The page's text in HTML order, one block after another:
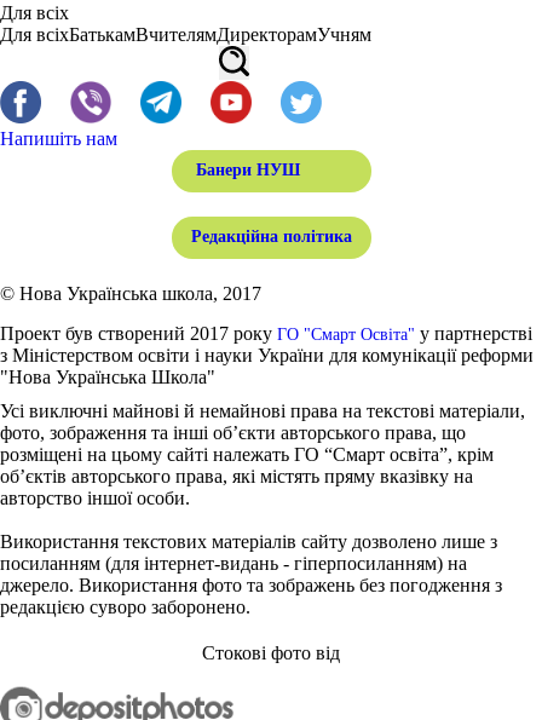
Для всіх
Для всіхБатькамВчителямДиректорамУчням
Напишіть нам
Банери НУШ
Редакційна політика
© Нова Українська школа, 2017
Проект був створений 2017 року ГО "Смарт Освіта" у партнерстві
з Міністерством освіти і науки України для комунікації реформи
"Нова Українська Школа"
Усі виключні майнові й немайнові права на текстові матеріали,
фото, зображення та інші об’єкти авторського права, що
розміщені на цьому сайті належать ГО “Смарт освіта”, крім
об’єктів авторського права, які містять пряму вказівку на
авторство іншої особи.
Використання текстових матеріалів сайту дозволено лише з
посиланням (для інтернет-видань - гіперпосиланням) на
джерело. Використання фото та зображень без погодження з
редакцією суворо заборонено.
Стокові фото від